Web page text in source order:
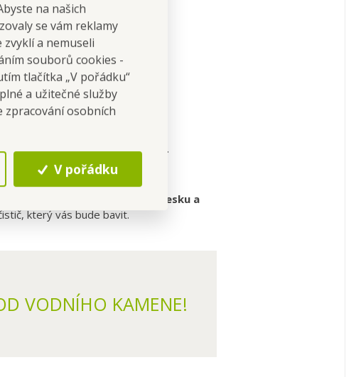
na našich
se vám reklamy
zvyklí a nemuseli
souborů cookies -
tlačítka „V pořádku“
a užitečné služby
zpracování osobních
V pořádku
úklid.
DEDRA.
.
opět získají svou ochrannou sílu.
méně práce, více lesku a
který vás bude bavit.
VODNÍHO KAMENE!